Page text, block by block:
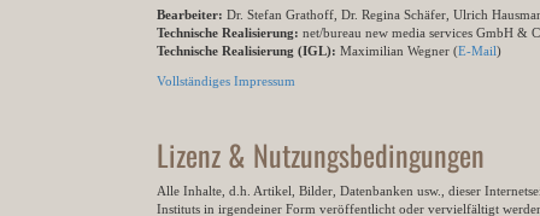
Bearbeiter: Dr. Stefan Grathoff, Dr. Regina Schäfer, Ulrich
Technische Realisierung: net/bureau new media services GmbH &
Technische Realisierung (IGL): Maximilian Wegner (E-Mail)
Vollständiges Impressum
Lizenz & Nutzungsbedingungen
Alle Inhalte, d.h. Artikel, Bilder, Datenbanken usw., dieser
Instituts in irgendeiner Form veröffentlicht oder vervielfältigt